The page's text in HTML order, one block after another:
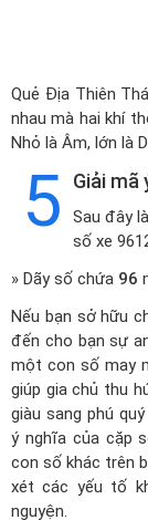
Quẻ Địa Thiên
nhau mà hai khí
Nhỏ là Âm, lớn là
5 Giải mã
Sau đây
số xe
» Dãy số chứa 96
Nếu bạn sở hữu
đến cho bạn sự
một con số may
giúp gia chủ thu
giàu sang phú
ý nghĩa của cặp
con số khác trên
xét các yếu tố
nguyện.